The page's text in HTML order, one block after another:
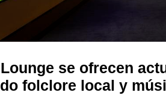
se ofrecen
folclore local y